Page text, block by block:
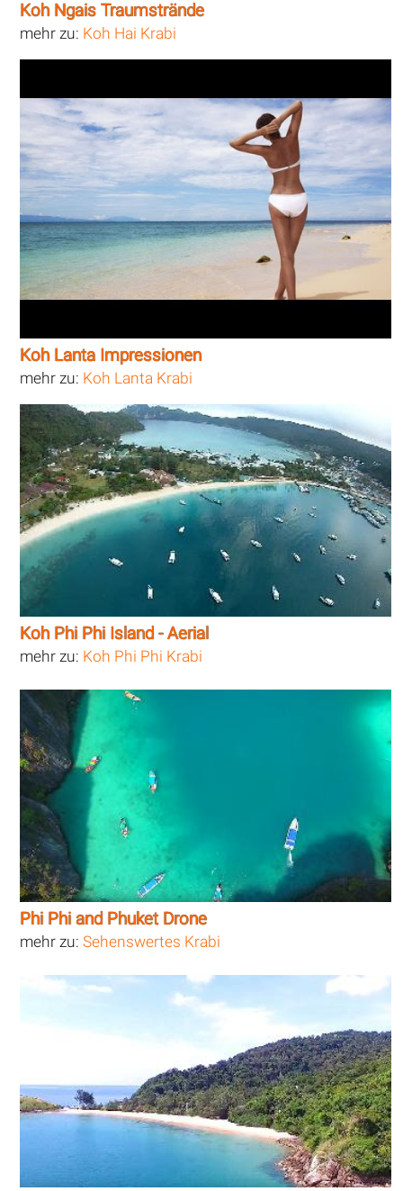
Koh Ngais Traumstrände
mehr zu: Koh Hai Krabi
Koh Lanta Impressionen
mehr zu: Koh Lanta Krabi
Koh Phi Phi Island - Aerial
mehr zu: Koh Phi Phi Krabi
Phi Phi and Phuket Drone
mehr zu:Sehenswertes Krabi